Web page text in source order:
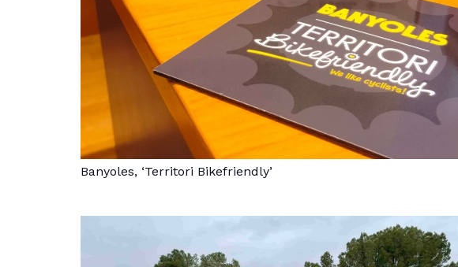
Banyoles, ‘Territori Bikefriendly’